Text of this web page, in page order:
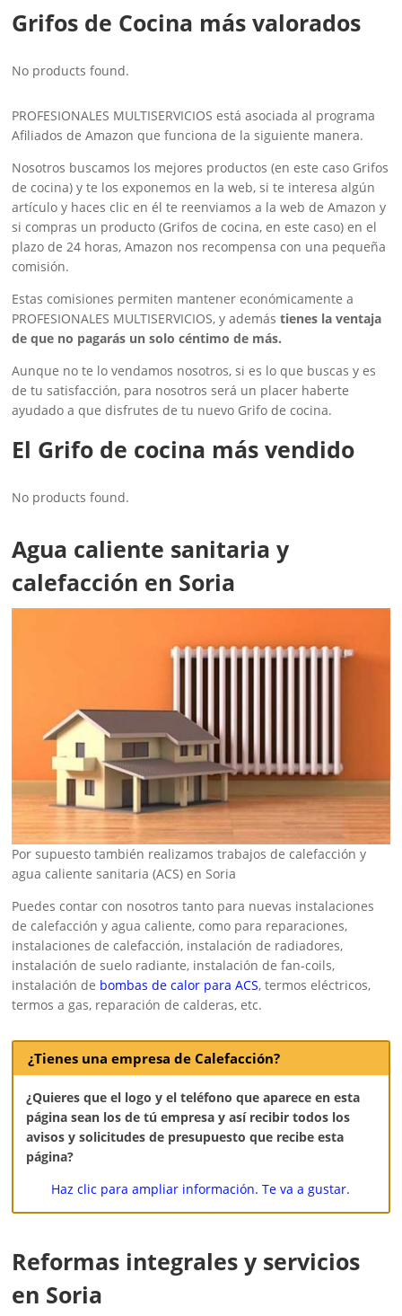
Grifos de Cocina más valorados
No products found.
PROFESIONALES MULTISERVICIOS está asociada al programa
Afiliados de Amazon que funciona de la siguiente manera.
Nosotros buscamos los mejores productos (en este caso Grifos
de cocina) y te los exponemos en la web, si te interesa algún
artículo y haces clic en él te reenviamos a la web de Amazon y
si compras un producto (Grifos de cocina, en este caso) en el
plazo de 24 horas, Amazon nos recompensa con una pequeña
comisión.
Estas comisiones permiten mantener económicamente a
PROFESIONALES MULTISERVICIOS, y ademástienes la ventaja
de que no pagarás un solo céntimo de más.
Aunque no te lo vendamos nosotros, si es lo que buscas y es
de tu satisfacción, para nosotros será un placer haberte
ayudado a que disfrutes de tu nuevo Grifo de cocina.
El Grifo de cocina más vendido
No products found.
Agua caliente sanitaria y
calefacción en Soria
Por supuesto también realizamos trabajos de calefacción y
agua caliente sanitaria (ACS) en Soria
Puedes contar con nosotros tanto para nuevas instalaciones
de calefacción y agua caliente, como para reparaciones,
instalaciones de calefacción, instalación de radiadores,
instalación de suelo radiante, instalación de fan-coils,
instalación de bombas de calor para ACS, termos eléctricos,
termos a gas, reparación de calderas, etc.
¿Tienes una empresa de Calefacción?
¿Quieres que el logo y el teléfono que aparece en esta
página sean los de tú empresa y así recibir todos los
avisos y solicitudes de presupuesto que recibe esta
página?
Haz clic para ampliar información. Te va a gustar.
Reformas integrales y servicios
en Soria